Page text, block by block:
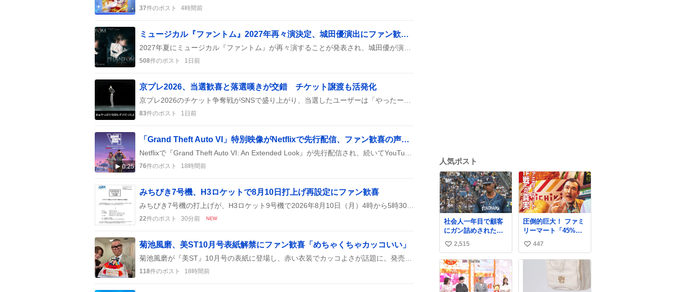
37件のポスト 4時間前
ミュージカル『ファントム』2027年再々演決定、城田優演出にファン歓喜「最高すぎる」
508件のポスト 1日前
京プレ2026、当選歓喜と落選嘆きが交錯 チケット譲渡も活発化
83件のポスト 1日前
0:25
「Grand Theft Auto VI」特別映像がNetflixで先行配信、ファン歓喜の声が広がる
76件のポスト 18時間前
みちびき7号機、H3ロケットで8月10日打上げ再設定にファン歓喜
22件のポスト 30分前 NEW
菊池風磨、美ST10月号表紙解禁にファン歓喜「めちゃくちゃカッコいい」
118件のポスト 18時間前
人気ポスト
社会人一年目で顧客
にガン詰めされたワ
イみたいな顔してる
い
い
ね
数
2,515
圧倒的巨大！ ファミ
リーマート「45%増
量作戦」には都市伝
説が隠されている、
のかもしれない。
mu.jp/news/79509/
い
い
447